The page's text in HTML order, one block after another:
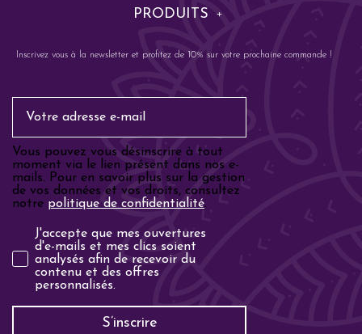
PRODUITS
Inscrivez vous à la newsletter et profitez de 10% sur votre prochaine commande !
Vous pouvez vous désinscrire à tout
moment via le lien présent dans nos e-
mails. Pour en savoir plus sur la gestion
de vos données et vos droits, consultez
notre politique de confidentialité.
Analyse email
J'accepte que mes ouvertures
d'e-mails et mes clics soient
analysés afin de recevoir du
contenu et des offres
personnalisés.
S’inscrire